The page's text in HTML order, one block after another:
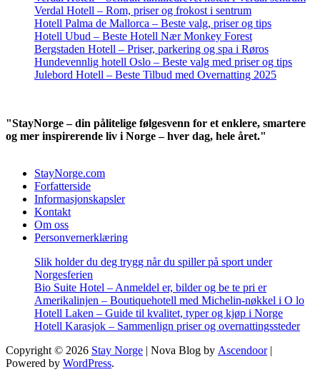
Verdal Hotell – Rom, priser og frokost i sentrum
Hotell Palma de Mallorca – Beste valg, priser og tips
Hotell Ubud – Beste Hotell Nær Monkey Forest
Bergstaden Hotell – Priser, parkering og spa i Røros
Hundevennlig hotell Oslo – Beste valg med priser og tips
Julebord Hotell – Beste Tilbud med Overnatting 2025
"StayNorge – din pålitelige følgesvenn for et enklere, smartere
og mer inspirerende liv i Norge – hver dag, hele året."
StayNorge.com
Forfatterside
Informasjonskapsler
Kontakt
Om oss
Personvernerklæring
Slik holder du deg trygg når du spiller på sport under
Norgesferien
Bio Suite Hotel – Anmeldel er, bilder og be te pri er
Amerikalinjen – Boutiquehotell med Michelin-nøkkel i O lo
Hotell Laken – Guide til kvalitet, typer og kjøp i Norge
Hotell Karasjok – Sammenlign priser og overnattingssteder
Copyright © 2026 Stay Norge | Nova Blog by Ascendoor|
Powered by WordPress.